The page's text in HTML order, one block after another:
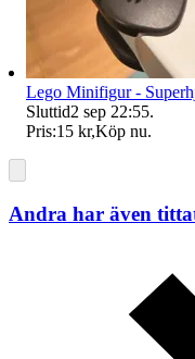
Lego Minifigur -
Sluttid2 sep 22:55.
Pris:15 kr,Köp nu.
Andra har även